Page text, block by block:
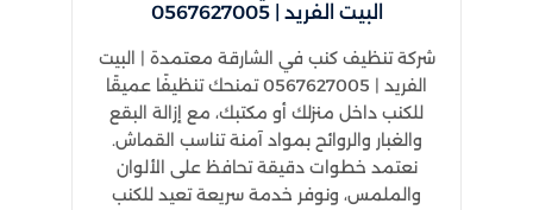
البيت الفريد | 0567627005
شركة تنظيف كنب في الشارقة معتمدة | البيت
الفريد | 0567627005 تمنحك تنظيفًا عميقًا
للكنب داخل منزلك أو مكتبك، مع إزالة البقع
والغبار والروائح بمواد آمنة تناسب القماش.
نعتمد خطوات دقيقة تحافظ على الألوان
والملمس، ونوفر خدمة سريعة تعيد للكنب